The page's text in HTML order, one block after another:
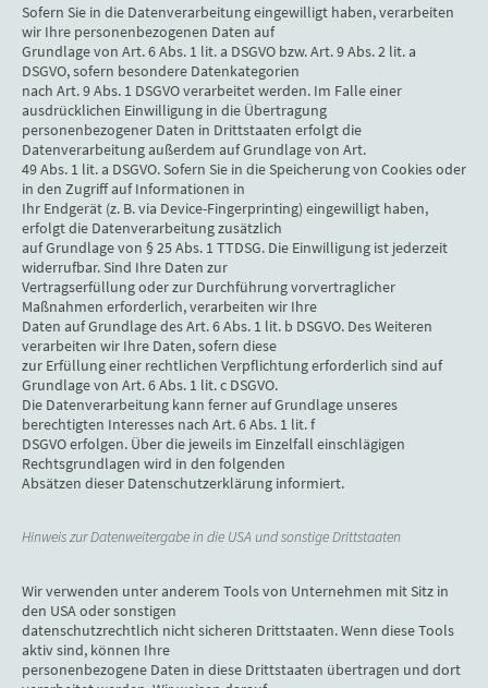
Sofern Sie in die Datenverarbeitung eingewilligt haben, verarbeiten
wir Ihre personenbezogenen Daten auf
Grundlage von Art. 6 Abs. 1 lit. a DSGVO bzw. Art. 9 Abs. 2 lit. a
DSGVO, sofern besondere Datenkategorien
nach Art. 9 Abs. 1 DSGVO verarbeitet werden. Im Falle einer
ausdrücklichen Einwilligung in die Übertragung
personenbezogener Daten in Drittstaaten erfolgt die
Datenverarbeitung außerdem auf Grundlage von Art.
49 Abs. 1 lit. a DSGVO. Sofern Sie in die Speicherung von Cookies oder
in den Zugriff auf Informationen in
Ihr Endgerät (z. B. via Device-Fingerprinting) eingewilligt haben,
erfolgt die Datenverarbeitung zusätzlich
auf Grundlage von § 25 Abs. 1 TTDSG. Die Einwilligung ist jederzeit
widerrufbar. Sind Ihre Daten zur
Vertragserfüllung oder zur Durchführung vorvertraglicher
Maßnahmen erforderlich, verarbeiten wir Ihre
Daten auf Grundlage des Art. 6 Abs. 1 lit. b DSGVO. Des Weiteren
verarbeiten wir Ihre Daten, sofern diese
zur Erfüllung einer rechtlichen Verpflichtung erforderlich sind auf
Grundlage von Art. 6 Abs. 1 lit. c DSGVO.
Die Datenverarbeitung kann ferner auf Grundlage unseres
berechtigten Interesses nach Art. 6 Abs. 1 lit. f
DSGVO erfolgen. Über die jeweils im Einzelfall einschlägigen
Rechtsgrundlagen wird in den folgenden
Absätzen dieser Datenschutzerklärung informiert.
Hinweis zur Datenweitergabe in die USA und sonstige Drittstaaten
Wir verwenden unter anderem Tools von Unternehmen mit Sitz in
den USA oder sonstigen
datenschutzrechtlich nicht sicheren Drittstaaten. Wenn diese Tools
aktiv sind, können Ihre
personenbezogene Daten in diese Drittstaaten übertragen und dort